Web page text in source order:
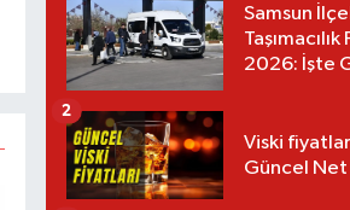
Samsun
Taşımacılık
2026: İşte
Viski
Güncel
2